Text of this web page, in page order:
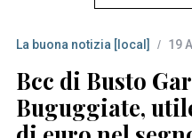
r
c
h
f
La buona notizia [local] 19
Bcc di Busto
Buguggiate,